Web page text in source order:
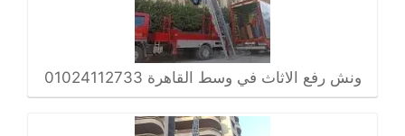
ونش رفع الاثاث في وسط القاهرة 01024112733